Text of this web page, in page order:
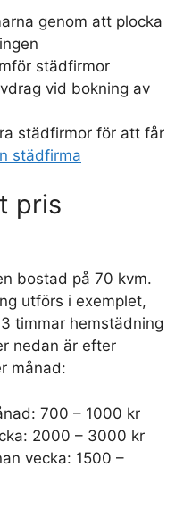
genom att plocka
städfirmor
vid bokning av
städfirmor för att får
städfirma
pris
bostad på 70 kvm.
utförs i exemplet,
timmar hemstädning
nedan är efter
månad:
700 – 1000 kr
2000 – 3000 kr
vecka: 1500 –